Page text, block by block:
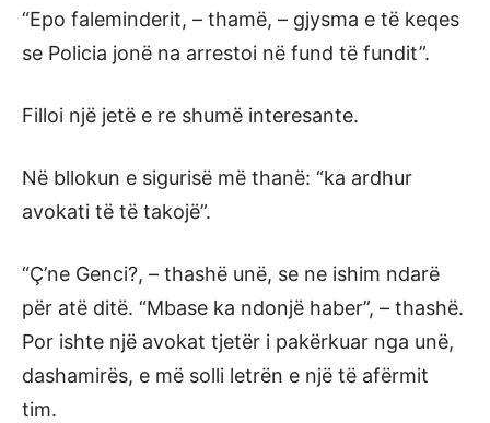
“Epo faleminderit, – thamë, – gjysma e të keqes
se Policia jonë na arrestoi në fund të fundit”.
Filloi një jetë e re shumë interesante.
Në bllokun e sigurisë më thanë: “ka ardhur
avokati të të takojë”.
“Ç’ne Genci?, – thashë unë, se ne ishim ndarë
për atë ditë. “Mbase ka ndonjë haber”, – thashë.
Por ishte një avokat tjetër i pakërkuar nga unë,
dashamirës, e më solli letrën e një të afërmit
tim.